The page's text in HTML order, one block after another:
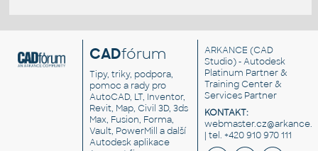
CADfórum
Tipy, triky, podpora,
pomoc a rady pro
AutoCAD, LT, Inventor,
Revit, Map, Civil 3D, 3ds
Max, Fusion, Forma,
Vault, PowerMill a další
Autodesk aplikace
ARKANCE (CAD
Studio) - Autodesk
Platinum Partner &
Training Center &
Services Partner
KONTAKT:
| tel. +420 910 970 111